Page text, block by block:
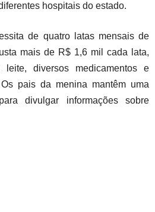
hospitais do estado.
de quatro latas mensais de
mais de R$ 1,6 mil cada lata,
diversos medicamentos e
pais da menina mantêm uma
divulgar informações sobre